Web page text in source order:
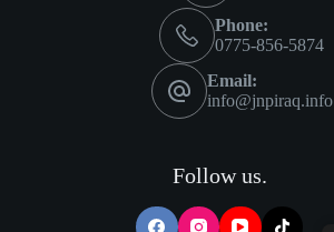
Phone:
0775-856-5874
Email:
info@jnpiraq.info
Follow us.